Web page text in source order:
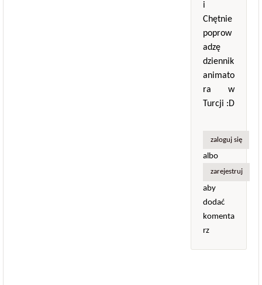
i
Chętnie
poprow
adzę
dziennik
animato
ra w
Turcji :D
zaloguj się
albo
zarejestruj
aby
dodać
komenta
rz